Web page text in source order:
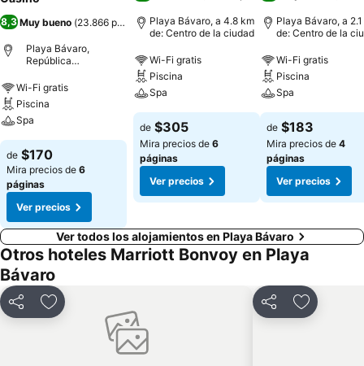
8,3 Muy bueno (23.866 puntuaciones)
Playa Bávaro,
República
Wi-Fi gratis
Piscina
Spa
de $170
Mira precios de 6
páginas
Ver precios
Playa Bávaro, a 4.8 km
de: Centro de la ciudad
Wi-Fi gratis
Piscina
Spa
de $305
Mira precios de 6
páginas
Ver precios
Playa Bávaro, a
de: Centro de la
Wi-Fi gratis
Piscina
Spa
de $183
Mira precios de 4
páginas
Ver precios
Ver todos los alojamientos en Playa Bávaro
Otros hoteles Marriott Bonvoy en Playa
Bávaro
CompartirAgregar a favoritos CompartirAgregar